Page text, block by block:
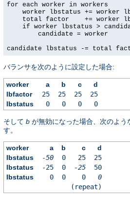
for each worker in workers
worker lbstatus += worker
total factor    += worker
if worker lbstatus >
        candidate = worker
candidate lbstatus -= total
バランサを次のように設定した場合:
worker a b c
d
lbfactor
25 25 25
25
lbstatus
0 0 0 0
そして b が無効になった場合、次のよう
す。
worker a b c
d
lbstatus
-50 0 25
25
lbstatus
-25 0 -25
50
lbstatus
0 0 0
0
(repeat)